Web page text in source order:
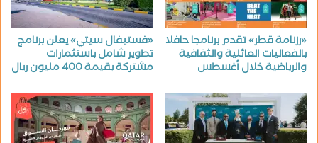
«رزنامة قطر» تقدم برنامجا حافلا
بالفعاليات العائلية والثقافية
والرياضية خلال أغسطس
«فستيفال سيتي» يعلن برنامج
تطوير شامل باستثمارات
مشتركة بقيمة 400 مليون ريال